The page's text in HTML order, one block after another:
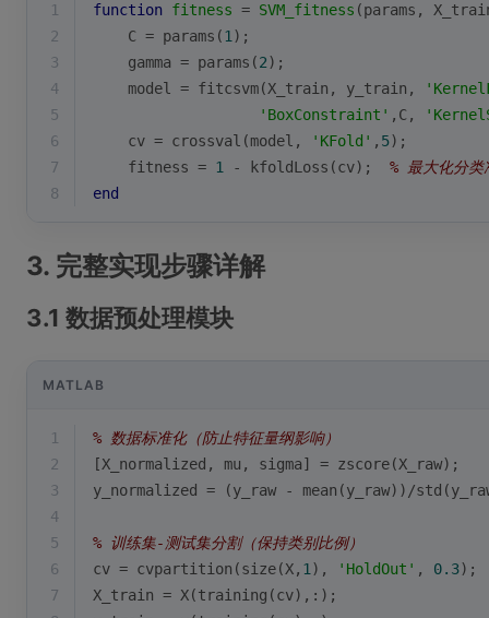
1 function fitness = SVM_fitness (params,
2
    C = params(
1 );
3
gamma = params(2);
4
    model = fitcsvm(X_train, y_train,
5
'BoxConstraint' ,C,
6
    cv = crossval(model,
'KFold' , 5);
7
    fitness =
1 - kfoldLoss(cv); % 最大化分类
8
end
3. 完整实现步骤详解
3.1 数据预处理模块
MATLAB
1
% 数据标准化（防止特征量纲影响）
2
[X_normalized, mu, sigma] = zscore(X_raw);
3
y_normalized = (y_raw - mean (y_raw))/
4
5
% 训练集-测试集分割（保持类别比例）
6
cv = cvpartition(size(X, 1 ), 'HoldOut' , 0.3);
7
X_train = X(training(cv),:);